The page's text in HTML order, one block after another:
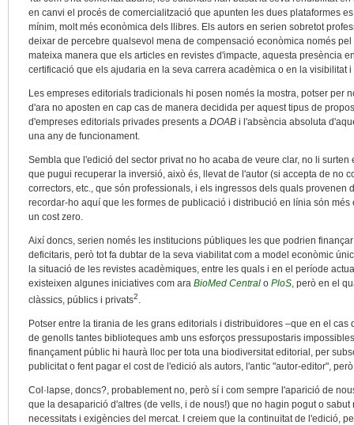
en canvi el procés de comercialització que apunten les dues plataformes
mínim, molt més econòmica dels llibres. Els autors en serien sobretot
deixar de percebre qualsevol mena de compensació econòmica només
mateixa manera que els articles en revistes d'impacte, aquesta presència
certificació que els ajudaria en la seva carrera acadèmica o en la visibilitat
Les empreses editorials tradicionals hi posen només la mostra, potser per
d'ara no aposten en cap cas de manera decidida per aquest tipus de
d'empreses editorials privades presents a DOAB i l'absència absoluta
una any de funcionament.
Sembla que l'edició del sector privat no ho acaba de veure clar, no li
que pugui recuperar la inversió, això és, llevat de l'autor (si accepta de no
correctors, etc., que són professionals, i els ingressos dels quals provenen
recordar-ho aquí que les formes de publicació i distribució en línia són
un cost zero.
Així doncs, serien només les institucions públiques les que podrien
deficitaris, però tot fa dubtar de la seva viabilitat com a model econòmic
la situació de les revistes acadèmiques, entre les quals i en el període
existeixen algunes iniciatives com ara BioMed Central o PloS, però en el
clàssics, públics i privats2.
Potser entre la tirania de les grans editorials i distribuïdores –que en el
de genolls tantes biblioteques amb uns esforços pressupostaris
finançament públic hi haurà lloc per tota una biodiversitat editorial, per
publicitat o fent pagar el cost de l'edició als autors, l'antic "autor-editor",
Col·lapse, doncs?, probablement no, però sí i com sempre l'aparició de
que la desaparició d'altres (de vells, i de nous!) que no hagin pogut o
necessitats i exigències del mercat. I creiem que la continuïtat de l'edició,